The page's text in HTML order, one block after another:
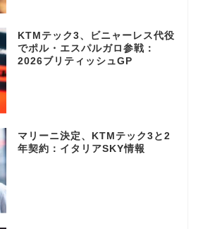
KTMテック3、ビニャーレス代役
でポル・エスパルガロ参戦：
2026ブリティッシュGP
マリーニ決定、KTMテック3と2
年契約：イタリアSKY情報